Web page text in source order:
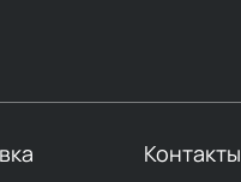
Контакты